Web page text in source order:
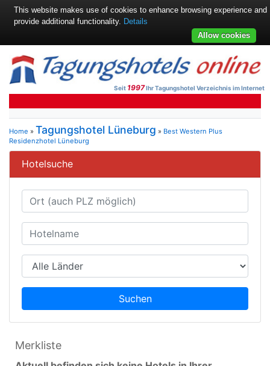
Seit 1997Ihr Tagungshotel Verzeichnis im Internet
Home » Tagungshotel Lüneburg » Best Western Plus
Residenzhotel Lüneburg
Hotelsuche
Suchen
Merkliste
This website makes use of cookies to enhance browsing experience and
provide additional functionality. Details
Allow cookies